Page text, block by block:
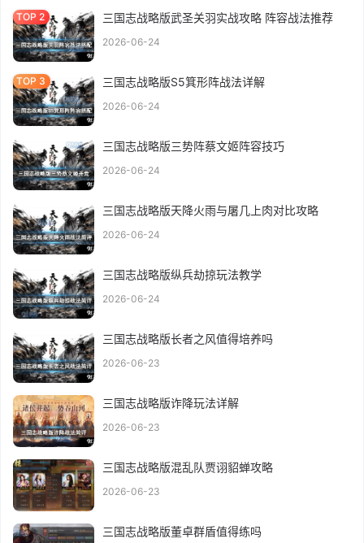
三国志战略版武圣关羽实战攻略 阵容战法推荐
2026-06-24
三国志战略版S5箕形阵战法详解
2026-06-24
三国志战略版三势阵蔡文姬阵容技巧
2026-06-24
三国志战略版天降火雨与屠几上肉对比攻略
2026-06-24
三国志战略版纵兵劫掠玩法教学
2026-06-24
三国志战略版长者之风值得培养吗
2026-06-23
三国志战略版诈降玩法详解
2026-06-23
三国志战略版混乱队贾诩貂蝉攻略
2026-06-23
三国志战略版董卓群盾值得练吗